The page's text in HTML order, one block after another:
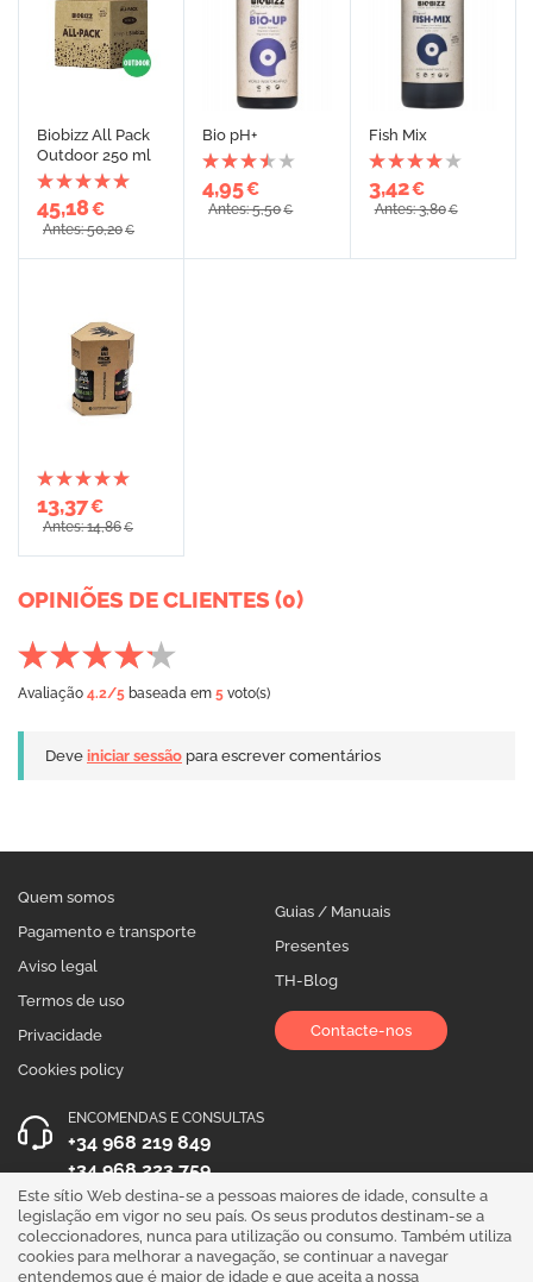
Biobizz All Pack
Outdoor 250 ml
45,18€
Antes: 50,20€
Bio pH+
4,95€
Antes: 5,50€
Fish Mix
3,42€
Antes: 3,80€
13,37€
Antes: 14,86€
OPINIÕES DE CLIENTES (0)
Avaliação 4.2/5 baseada em 5 voto(s)
Deve iniciar sessão para escrever comentários
Quem somos
Pagamento e transporte
Aviso legal
Termos de uso
Privacidade
Cookies policy
Guias / Manuais
Presentes
TH-Blog
Contacte-nos
ENCOMENDAS E CONSULTAS
+34 968 219 849
+34 968 223 759
HORÁRIO DE ATENDIMENTO
Segunda a Sexta 10:00 - 19:00
Este sítio Web destina-se a pessoas maiores de idade, consulte a
legislação em vigor no seu país. Os seus produtos destinam-se a
coleccionadores, nunca para utilização ou consumo. Também utiliza
cookies para melhorar a navegação, se continuar a navegar
entendemos que é maior de idade e que aceita a nossa